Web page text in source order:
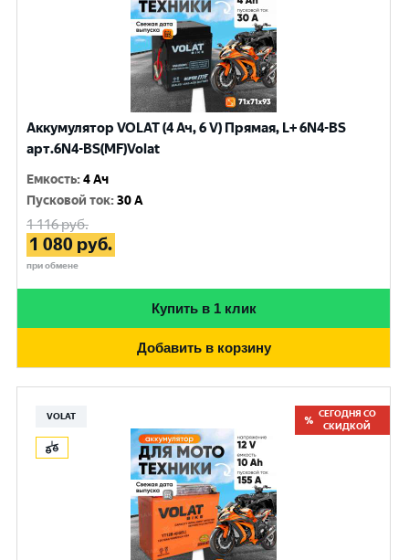
Аккумулятор VOLAT (4 Ач, 6 V) Прямая, L+ 6N4-BS
арт.6N4-BS(MF)Volat
Емкость:4 Ач
Пусковой ток:30 A
1 116руб.
1 080 руб.
при обмене
Купить в 1 клик
Добавить в корзину
VOLAT
СЕГОДНЯ СО
СКИДКОЙ